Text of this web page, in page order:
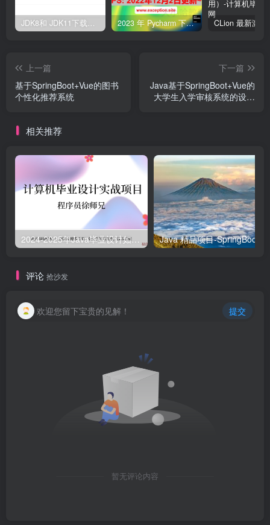
2023 年 Pycharm 下载、激活、破解教程，亲测可用，长期更新
上一篇
基于SpringBoot+Vue的图书
个性化推荐系统
下一篇
Java基于SpringBoot+Vue的
大学生入学审核系统的设计
相关推荐
2024-2025年Java毕业设计如何选题？500道创新创意毕业设计题目推荐
评论 抢沙发
欢迎您留下宝贵的见解！ 提交
暂无评论内容